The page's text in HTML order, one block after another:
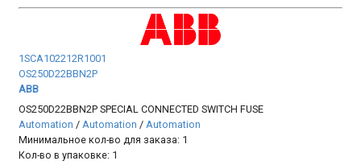
1SCA102212R1001
OS250D22BBN2P
ABB
OS250D22BBN2P SPECIAL CONNECTED SWITCH FUSE
Automation / Automation / Automation
Минимальное кол-во для заказа: 1
Кол-во в упаковке: 1